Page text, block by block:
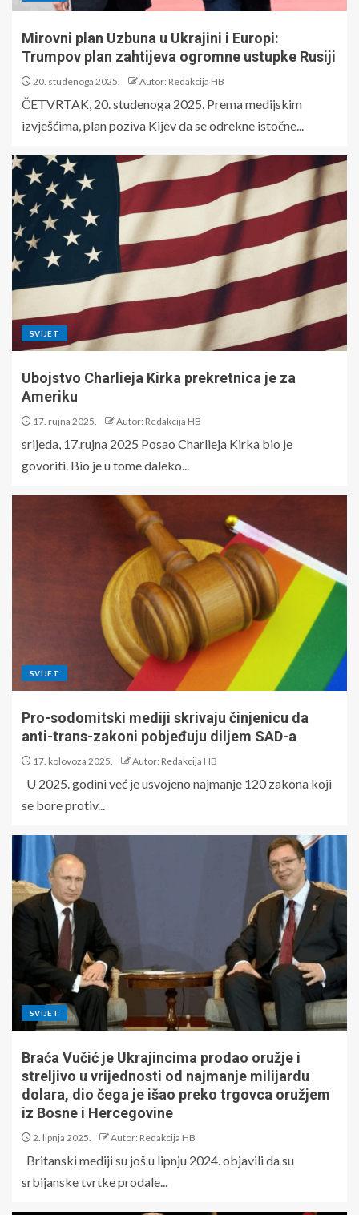
Mirovni plan Uzbuna u Ukrajini i Europi:
Trumpov plan zahtijeva ogromne ustupke Rusiji
20. studenoga 2025. Autor: Redakcija HB
ČETVRTAK, 20. studenoga 2025. Prema medijskim
izvješćima, plan poziva Kijev da se odrekne istočne...
SVIJET
Ubojstvo Charlieja Kirka prekretnica je za
Ameriku
17. rujna 2025. Autor: Redakcija HB
srijeda, 17.rujna 2025 Posao Charlieja Kirka bio je
govoriti. Bio je u tome daleko...
SVIJET
Pro-sodomitski mediji skrivaju činjenicu da
anti-trans-zakoni pobjeđuju diljem SAD-a
17. kolovoza 2025. Autor: Redakcija HB
U 2025. godini već je usvojeno najmanje 120 zakona koji
se bore protiv...
SVIJET
Braća Vučić je Ukrajincima prodao oružje i
streljivo u vrijednosti od najmanje milijardu
dolara, dio čega je išao preko trgovca oružjem
iz Bosne i Hercegovine
2. lipnja 2025. Autor: Redakcija HB
Britanski mediji su još u lipnju 2024. objavili da su
srbijanske tvrtke prodale...